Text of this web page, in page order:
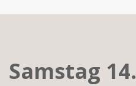
Samstag 14.